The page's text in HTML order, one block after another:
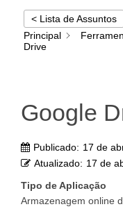
< Lista de Assuntos
Principal
Drive
Google
Publicado: 17 de
Atualizado: 17 de
Tipo de Aplicação
Armazenagem online